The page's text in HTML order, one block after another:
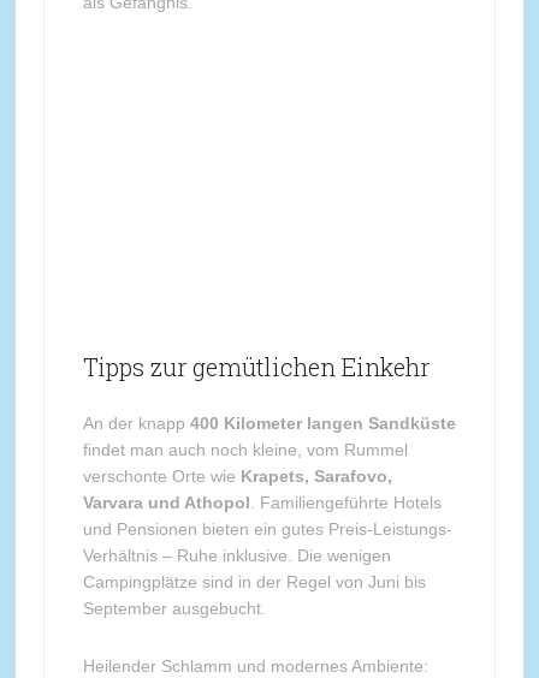
Tipps zur gemütlichen Einkehr
An der knapp 400 Kilometer langen Sandküste
findet man auch noch kleine, vom Rummel
verschonte Orte wie Krapets, Sarafovo,
Varvara und Athopol. Familiengeführte Hotels
und Pensionen bieten ein gutes Preis-Leistungs-
Verhältnis – Ruhe inklusive. Die wenigen
Campingplätze sind in der Regel von Juni bis
September ausgebucht.
Heilender Schlamm und modernes Ambiente: